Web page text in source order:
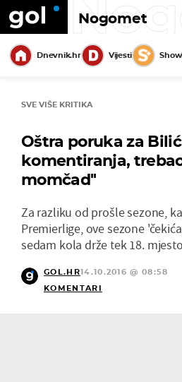
Nogomet
Dnevnik.hr Vijesti
SVE VIŠE KRITIKA
Oštra poruka za
komentiranja,
momčad''
Za razliku od prošle sezone,
Premierlige, ove sezone
sedam kola drže tek 18.
GOL.HR14.10.2016 @ 08:58
KOMENTARI